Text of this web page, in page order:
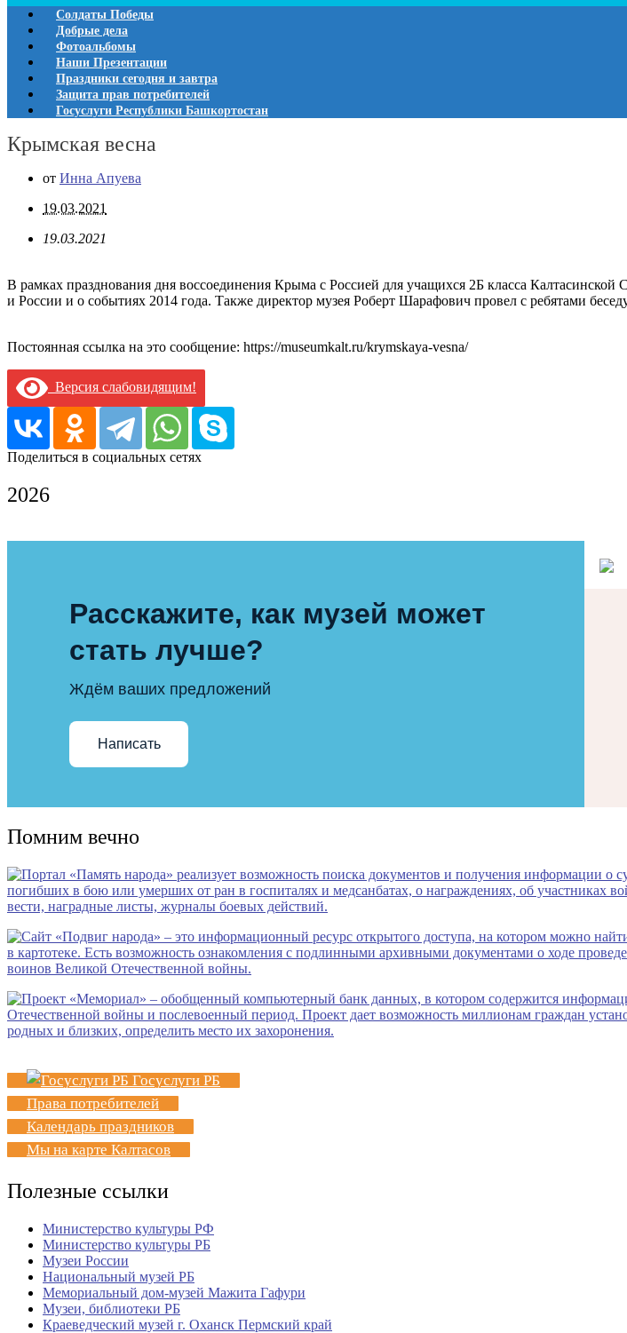
Солдаты Победы
Добрые дела
Фотоальбомы
Наши Презентации
Праздники сегодня и завтра
Защита прав потребителей
Госуслуги Республики Башкортостан
Крымская весна
от Инна Апуева
19.03.2021
19.03.2021
В рамках празднования дня воссоединения Крыма с Россией для учащихся 2Б класса
и России и о событиях 2014 года. Также директор музея Роберт Шарафович провел с ребятами
Постоянная ссылка на это сообщение: https://museumkalt.ru/krymskaya-vesna/
Версия слабовидящим!
Поделиться в социальных сетях
2026
Расскажите, как музей может
стать лучше?
Ждём ваших предложений
Написать
Помним вечно
Госуслуги РБ
Права потребителей
Календарь праздников
Мы на карте Калтасов
Полезные ссылки
Министерство культуры РФ
Министерство культуры РБ
Музеи России
Национальный музей РБ
Мемориальный дом-музей Мажита Гафури
Музеи, библиотеки РБ
Краеведческий музей г. Оханск Пермский край